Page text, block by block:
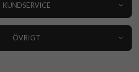
KUNDSERVICE
ÖVRIGT